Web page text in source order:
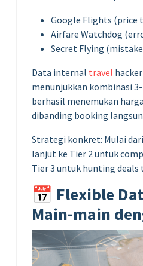
Google Flights (price
Airfare Watchdog
Secret Flying
Data internal travel
menunjukkan kombinasi
berhasil menemukan
dibanding booking
Strategi konkret: Mulai
lanjut ke Tier 2 untuk
Tier 3 untuk hunting deals
📅 Flexible
Main-main